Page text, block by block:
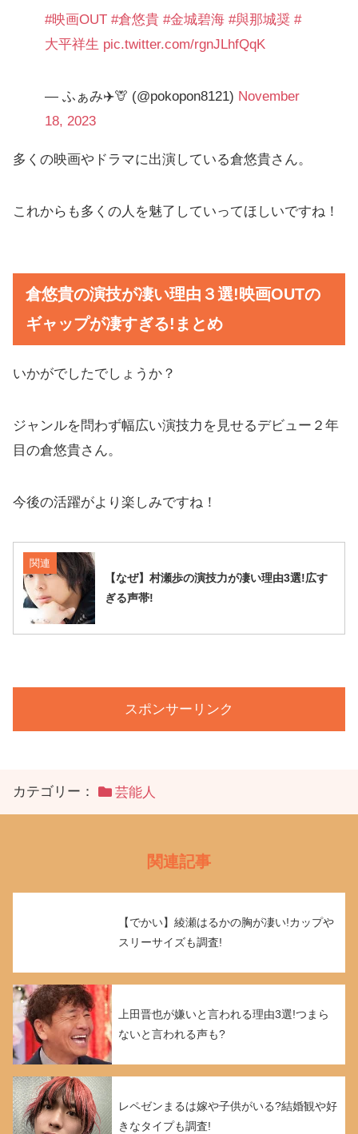
#映画OUT #倉悠貴 #金城碧海 #與那城奨 #
大平祥生 pic.twitter.com/rgnJLhfQqK
— ふぁみ✈️🦒 (@pokopon8121) November
18, 2023
多くの映画やドラマに出演している倉悠貴さん。
これからも多くの人を魅了していってほしいですね！
倉悠貴の演技が凄い理由３選!映画OUTの
ギャップが凄すぎる!まとめ
いかがでしたでしょうか？
ジャンルを問わず幅広い演技力を見せるデビュー２年
目の倉悠貴さん。
今後の活躍がより楽しみですね！
関連
【なぜ】村瀬歩の演技力が凄い理由3選!広す
ぎる声帯!
スポンサーリンク
カテゴリー： 芸能人
関連記事
【でかい】綾瀬はるかの胸が凄い!カップや
スリーサイズも調査!
上田晋也が嫌いと言われる理由3選!つまら
ないと言われる声も?
レペゼンまるは嫁や子供がいる?結婚観や好
きなタイプも調査!